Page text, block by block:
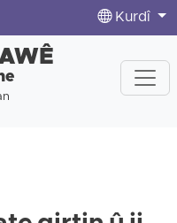
Kurdî